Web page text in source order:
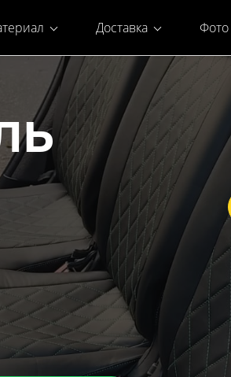
Доставка Фото